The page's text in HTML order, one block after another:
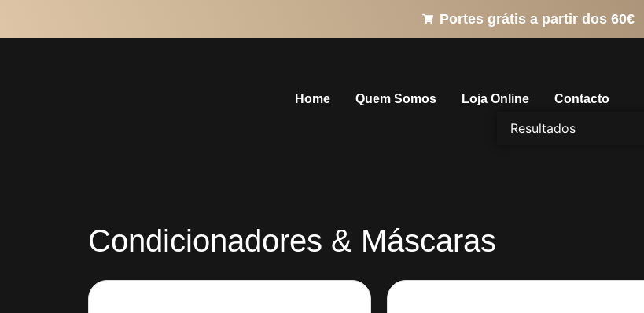
Portes grátis a partir dos 60€
Home Quem Somos Loja Online Contacto
Resultados
Condicionadores & Máscaras